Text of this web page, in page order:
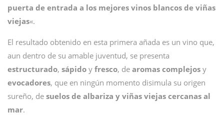
puerta de entrada a los mejores vinos blancos de viñas
viejas«.
El resultado obtenido en esta primera añada es un vino que,
aun dentro de su amable juventud, se presenta
estructurado, sápido y fresco, de aromas complejos y
evocadores, que en ningún momento disimula su origen
sureño, de suelos de albariza y viñas viejas cercanas al
mar.